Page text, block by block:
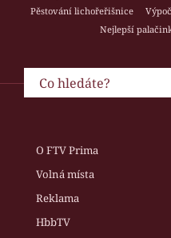
Pěstování lichořeřišnice
Nejlepší
O FTV Prima
Volná místa
Reklama
HbbTV